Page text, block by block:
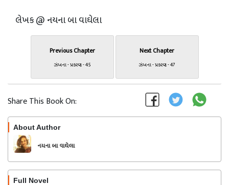
લેખક @ નયના બા વાઘેલા
Previous Chapter
ઝંખના - પ્રકરણ - 45
Next Chapter
ઝંખના - પ્રકરણ - 47
Share This Book On:
About Author
નયના બા વાઘેલા
Full Novel